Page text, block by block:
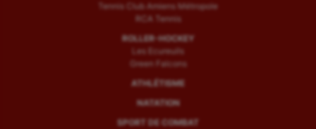
Tennis Club Amiens Métropole
RCA Tennis
ROLLER-HOCKEY
Les Ecureuils
Green Falcons
ATHLÉTISME
NATATION
SPORT DE COMBAT